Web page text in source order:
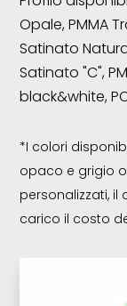
Opale, PMMA
Satinato
Satinato "C",
black&white,
*I colori
opaco e grigio
personalizzati, il
carico il costo